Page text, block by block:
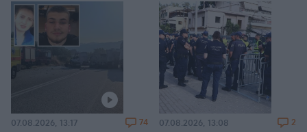
07.08.2026, 13:17 74 07.08.2026, 13:08 2